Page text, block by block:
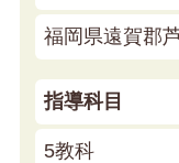
福岡県遠賀郡
指導科目
5教科